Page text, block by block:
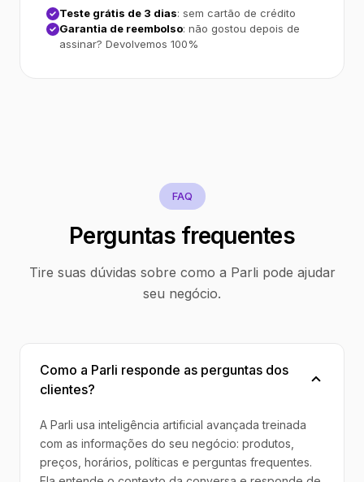
Teste grátis de 3 dias: sem cartão de crédito
Garantia de reembolso: não gostou depois de
assinar? Devolvemos 100%
FAQ
Perguntas frequentes
Tire suas dúvidas sobre como a Parli pode ajudar
seu negócio.
Como a Parli responde as perguntas dos
clientes?
A Parli usa inteligência artificial avançada treinada
com as informações do seu negócio: produtos,
preços, horários, políticas e perguntas frequentes.